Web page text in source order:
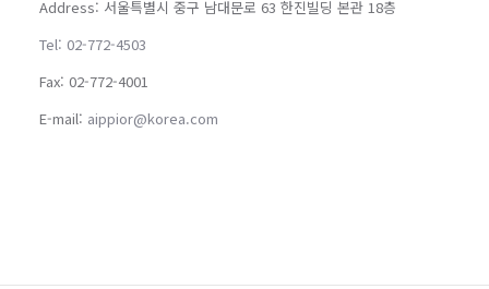
Address: 서울특별시 중구 남대문로 63 한진빌딩 본관 18층
Tel: 02-772-4503
Fax: 02-772-4001
E-mail: aippior@korea.com